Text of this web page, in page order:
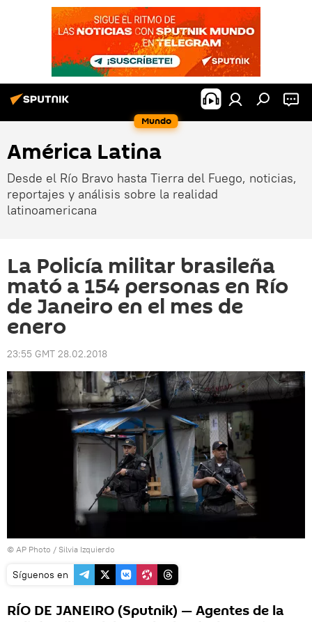
Mundo
América Latina
Desde el Río Bravo hasta Tierra del Fuego, noticias,
reportajes y análisis sobre la realidad
latinoamericana
La Policía militar brasileña
mató a 154 personas en Río
de Janeiro en el mes de
enero
23:55 GMT 28.02.2018
© AP Photo / Silvia Izquierdo
Síguenos en
RÍO DE JANEIRO (Sputnik) — Agentes de la